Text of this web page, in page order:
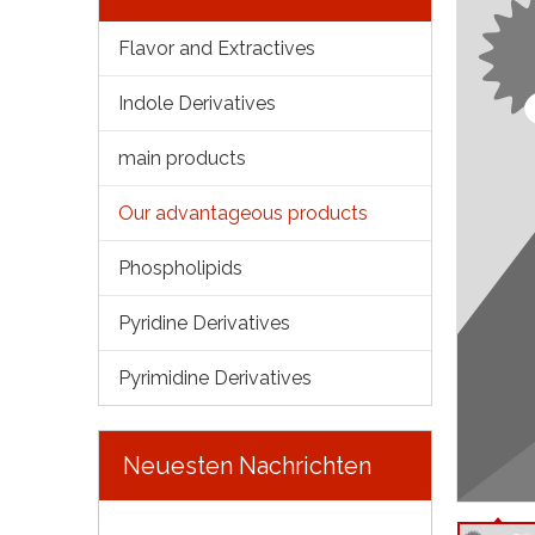
Flavor and Extractives
Indole Derivatives
main products
Our advantageous products
Phospholipids
Pyridine Derivatives
Pyrimidine Derivatives
Neuesten Nachrichten